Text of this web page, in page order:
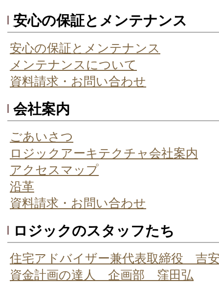
安心の保証とメンテナンス
安心の保証とメンテナンス
メンテナンスについて
資料請求・お問い合わせ
会社案内
ごあいさつ
ロジックアーキテクチャ会社案内
アクセスマップ
沿革
資料請求・お問い合わせ
ロジックのスタッフたち
住宅アドバイザー兼代表取締役 吉
資金計画の達人 企画部 窪田弘